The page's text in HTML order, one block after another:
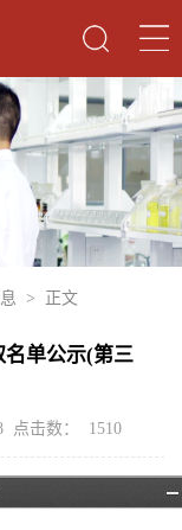
> 正文
单公示(第三
点击数： 1510